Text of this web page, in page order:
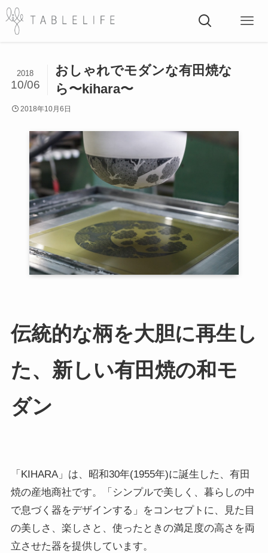
おしゃれでモダンな有田焼な
ら〜kihara〜
2018
10/06
2018年10月6日
伝統的な柄を大胆に再生し
た、新しい有田焼の和モ
ダン
「KIHARA」は、昭和30年(1955年)に誕生した、有田
焼の産地商社です。「シンプルで美しく、暮らしの中
で息づく器をデザインする」をコンセプトに、見た目
の美しさ、楽しさと、使ったときの満足度の高さを両
立させた器を提供しています。